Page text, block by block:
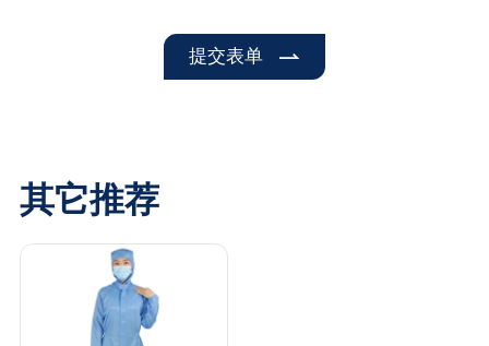
提交表单
其它推荐